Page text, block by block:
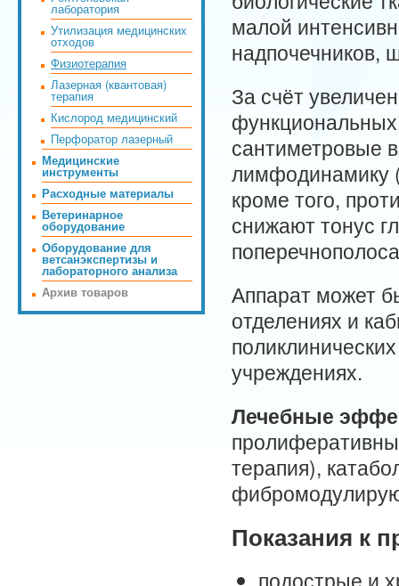
малой
надпочечников,
За счёт
сантиметровые
лимфодинамику
кроме того,
снижают тонус
Аппарат может
отделениях и
учреждениях.
Лечебные
терапия),
Показания к
подострые и
лаборатория
Утилизация медицинских
отходов
Физиотерапия
Лазерная (квантовая)
терапия
Кислород медицинский
Перфоратор лазерный
Медицинские
инструменты
Расходные материалы
Ветеринарное
оборудование
Оборудование для
ветсанэкспертизы и
лабораторного анализа
Архив товаров